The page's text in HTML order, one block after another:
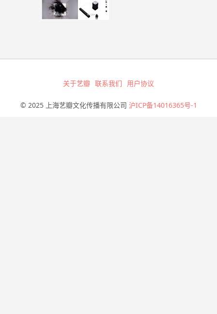
关于艺瓣 联系我们 用户协议
© 2025 上海艺瓣文化传播有限公司 沪ICP备14016365号-1